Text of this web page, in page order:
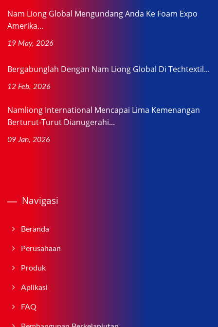
Nam Liong Global Mengundang Anda Ke Foam Expo
Amerika...
19 May, 2026
Bergabunglah Dengan Nam Liong Global Di Techtextil...
12 Feb, 2026
Namliong International Mencapai Lima Kemenangan
Berturut-Turut Dianugerahi...
09 Jan, 2026
Navigasi
Beranda
Perusahaan
Produk
Aplikasi
FAQ